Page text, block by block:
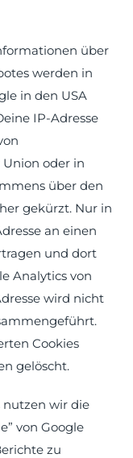
über
werden in
in den USA
IP-Adresse
oder in
über den
gekürzt. Nur in
an einen
und dort
Analytics von
wird nicht
Cookies
gelöscht.
nutzen wir die
von Google
zu